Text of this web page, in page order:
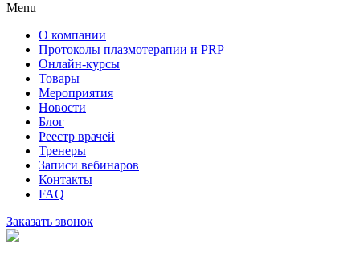
Menu
О компании
Протоколы плазмотерапии и PRP
Онлайн-курсы
Товары
Мероприятия
Новости
Блог
Реестр врачей
Тренеры
Записи вебинаров
Контакты
FAQ
Заказать звонок